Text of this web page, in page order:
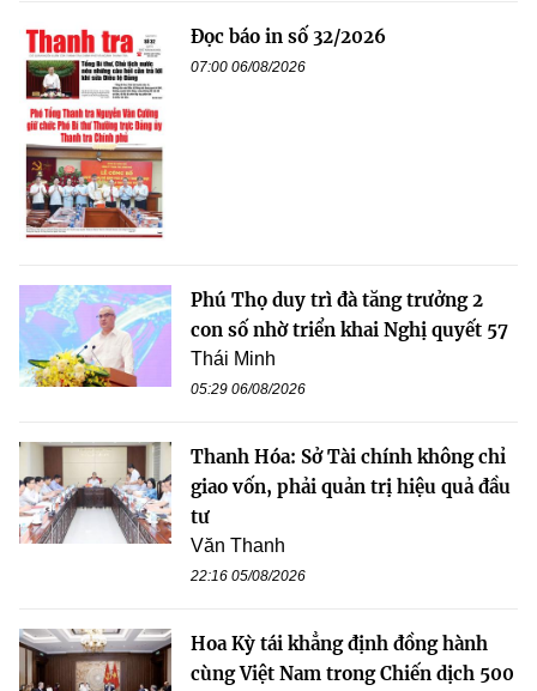
Đọc báo in số 32/2026
07:00 06/08/2026
Phú Thọ duy trì đà tăng trưởng 2
con số nhờ triển khai Nghị quyết 57
Thái Minh
05:29 06/08/2026
Thanh Hóa: Sở Tài chính không chỉ
giao vốn, phải quản trị hiệu quả đầu
tư
Văn Thanh
22:16 05/08/2026
Hoa Kỳ tái khẳng định đồng hành
cùng Việt Nam trong Chiến dịch 500